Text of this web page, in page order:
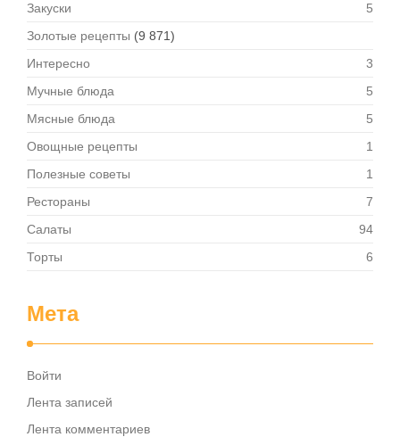
Закуски
5
Золотые рецепты (9 871)
Интересно
3
Мучные блюда
5
Мясные блюда
5
Овощные рецепты
1
Полезные советы
1
Рестораны
7
Салаты
94
Торты
6
Мета
Войти
Лента записей
Лента комментариев